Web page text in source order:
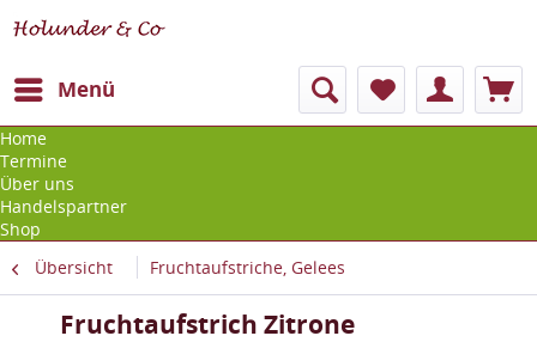
Menü
Home
Termine
Über uns
Handelspartner
Shop
Übersicht
Fruchtaufstriche, Gelees
Fruchtaufstrich Zitrone